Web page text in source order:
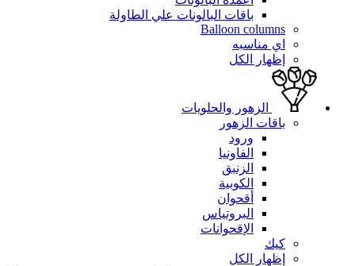
باقات البالونات علي الطاولة
Balloon columns
اي مناسبه
إظهار الكل
الزهور والحلويات
باقات الزهور
ورود
الفاونيا
الزنبق
الكوبية
أقحوان
البروتياس
الإقحوانات
كيك
إظهار الكل